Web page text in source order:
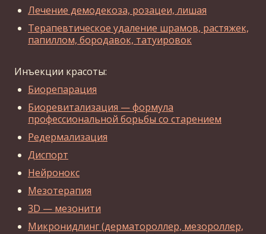
Лечение демодекоза, розацеи, лишая
Терапевтическое удаление шрамов, растяжек,
папиллом, бородавок, татуировок
Инъекции красоты:
Биорепарация
Биоревитализация — формула
профессиональной борьбы со старением
Редермализация
Диспорт
Нейронокс
Мезотерапия
3D — мезонити
Микронидлинг (дерматороллер, мезороллер,